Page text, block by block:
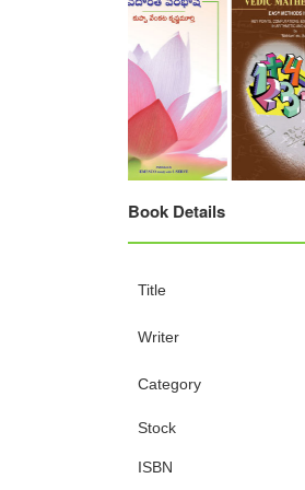
Book Details
Title
Writer
Category
Stock
ISBN